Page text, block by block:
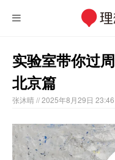
实验室带你过
北京篇
张沐晴// 2025年8月29日 23:46